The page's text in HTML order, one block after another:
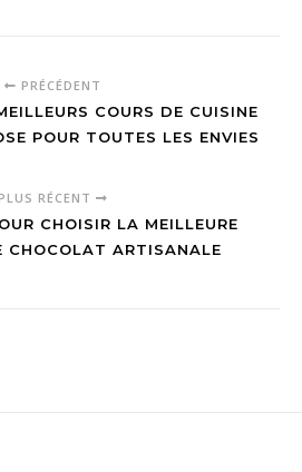
PRÉCÉDENT
COURS DE CUISINE
POUR TOUTES LES ENVIES
PLUS RÉCENT
CHOISIR LA MEILLEURE
CHOCOLAT ARTISANALE